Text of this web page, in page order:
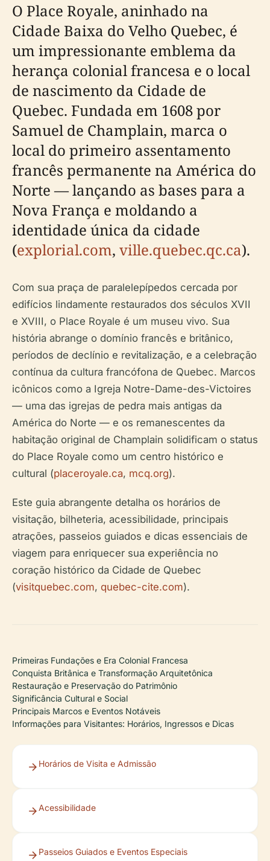
O Place Royale, aninhado na
Cidade Baixa do Velho Quebec, é
um impressionante emblema da
herança colonial francesa e o local
de nascimento da Cidade de
Quebec. Fundada em 1608 por
Samuel de Champlain, marca o
local do primeiro assentamento
francês permanente na América do
Norte — lançando as bases para a
Nova França e moldando a
identidade única da cidade
(explorial.com, ville.quebec.qc.ca).
Com sua praça de paralelepípedos cercada por
edifícios lindamente restaurados dos séculos XVII
e XVIII, o Place Royale é um museu vivo. Sua
história abrange o domínio francês e britânico,
períodos de declínio e revitalização, e a celebração
contínua da cultura francófona de Quebec. Marcos
icônicos como a Igreja Notre-Dame-des-Victoires
— uma das igrejas de pedra mais antigas da
América do Norte — e os remanescentes da
habitação original de Champlain solidificam o status
do Place Royale como um centro histórico e
cultural (placeroyale.ca, mcq.org).
Este guia abrangente detalha os horários de
visitação, bilheteria, acessibilidade, principais
atrações, passeios guiados e dicas essenciais de
viagem para enriquecer sua experiência no
coração histórico da Cidade de Quebec
(visitquebec.com, quebec-cite.com).
Primeiras Fundações e Era Colonial Francesa
Conquista Britânica e Transformação Arquitetônica
Restauração e Preservação do Patrimônio
Significância Cultural e Social
Principais Marcos e Eventos Notáveis
Informações para Visitantes: Horários, Ingressos e Dicas
Horários de Visita e Admissão
Acessibilidade
Passeios Guiados e Eventos Especiais